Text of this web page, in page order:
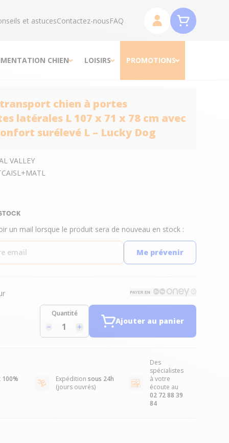
et astucesContactez-nousFAQ
CHIEN LOISIRS PROMOTIONS
transport chien à portes
latérales L 107 x 71 x 78 cm avec
surélevé L – Lucky Dog
VALLEY
un mail lorsque le produit sera de nouveau en stock :
Me prévenir
Quantité
Ajouter au panier
100%
Expédition sous 24h
(jours ouvrés)
Des
spécialistes
à votre
écoute au
02 72 88 39
84